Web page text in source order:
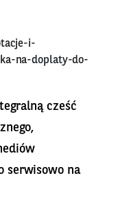
i-
na-doplaty-do-
cześć
serwisowo na